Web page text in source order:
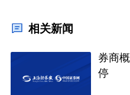
相关新闻
券商
停